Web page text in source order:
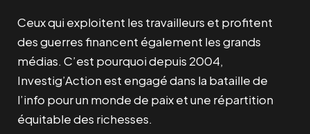
Ceux qui exploitent les travailleurs et profitent
des guerres financent également les grands
médias. C’est pourquoi depuis 2004,
Investig’Action est engagé dans la bataille de
l’info pour un monde de paix et une répartition
équitable des richesses.